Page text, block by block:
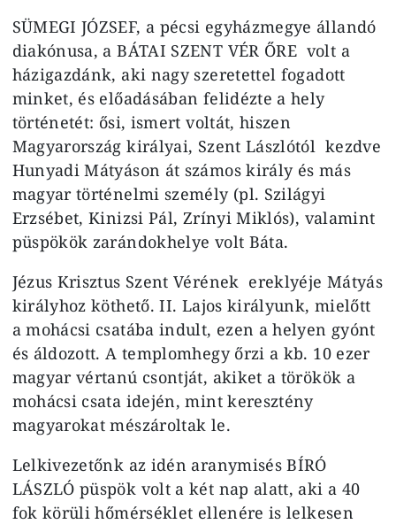
SÜMEGI JÓZSEF, a pécsi egyházmegye állandó
diakónusa, a BÁTAI SZENT VÉR ŐRE volt a
házigazdánk, aki nagy szeretettel fogadott
minket, és előadásában felidézte a hely
történetét: ősi, ismert voltát, hiszen
Magyarország királyai, Szent Lászlótól kezdve
Hunyadi Mátyáson át számos király és más
magyar történelmi személy (pl. Szilágyi
Erzsébet, Kinizsi Pál, Zrínyi Miklós), valamint
püspökök zarándokhelye volt Báta.
Jézus Krisztus Szent Vérének ereklyéje Mátyás
királyhoz köthető. II. Lajos királyunk, mielőtt
a mohácsi csatába indult, ezen a helyen gyónt
és áldozott. A templomhegy őrzi a kb. 10 ezer
magyar vértanú csontját, akiket a törökök a
mohácsi csata idején, mint keresztény
magyarokat mészároltak le.
Lelkivezetőnk az idén aranymisés BÍRÓ
LÁSZLÓ püspök volt a két nap alatt, aki a 40
fok körüli hőmérséklet ellenére is lelkesen